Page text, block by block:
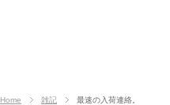
Home 雑記 最速の入荷連絡。